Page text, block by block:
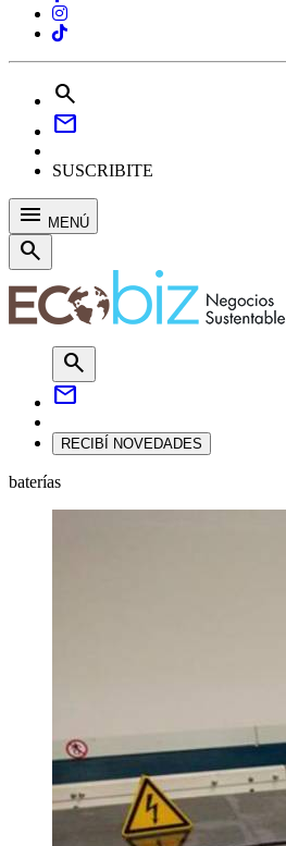
search
mail
SUSCRIBITE
menu MENÚ
search
search
mail
RECIBÍ NOVEDADES
baterías